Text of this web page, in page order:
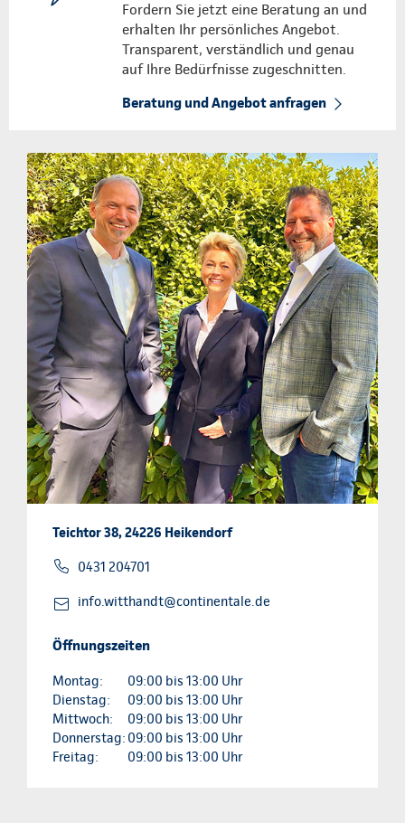
Fordern Sie jetzt eine Beratung an und
erhalten Ihr persönliches Angebot.
Transparent, verständlich und genau
auf Ihre Bedürfnisse zugeschnitten.
Beratung und Angebot anfragen
Teichtor 38, 24226 Heikendorf
0431 204701
info.witthandt@continentale.de
Öffnungszeiten
Montag:
09:00 bis 13:00 Uhr
Dienstag:
09:00 bis 13:00 Uhr
Mittwoch:
09:00 bis 13:00 Uhr
Donnerstag: 09:00 bis 13:00 Uhr
Freitag:
09:00 bis 13:00 Uhr